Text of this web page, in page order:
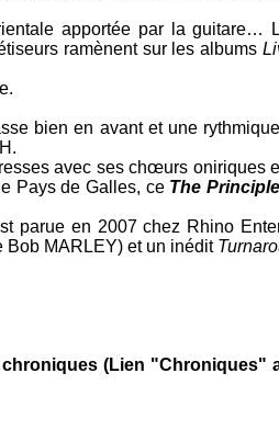
apportée par la guitare…
ramènent sur les albums
bien en avant et une
.
avec ses chœurs oniriques
Pays de Galles, ce The
parue en 2007 chez Rhino
Bob MARLEY) et un inédit
(Lien "Chroniques"